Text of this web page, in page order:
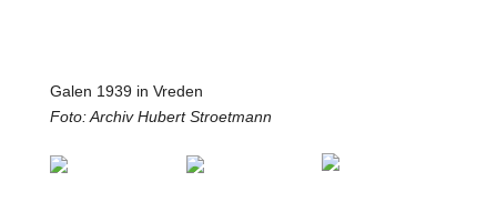
Galen 1939 in Vreden
Foto: Archiv Hubert Stroetmann